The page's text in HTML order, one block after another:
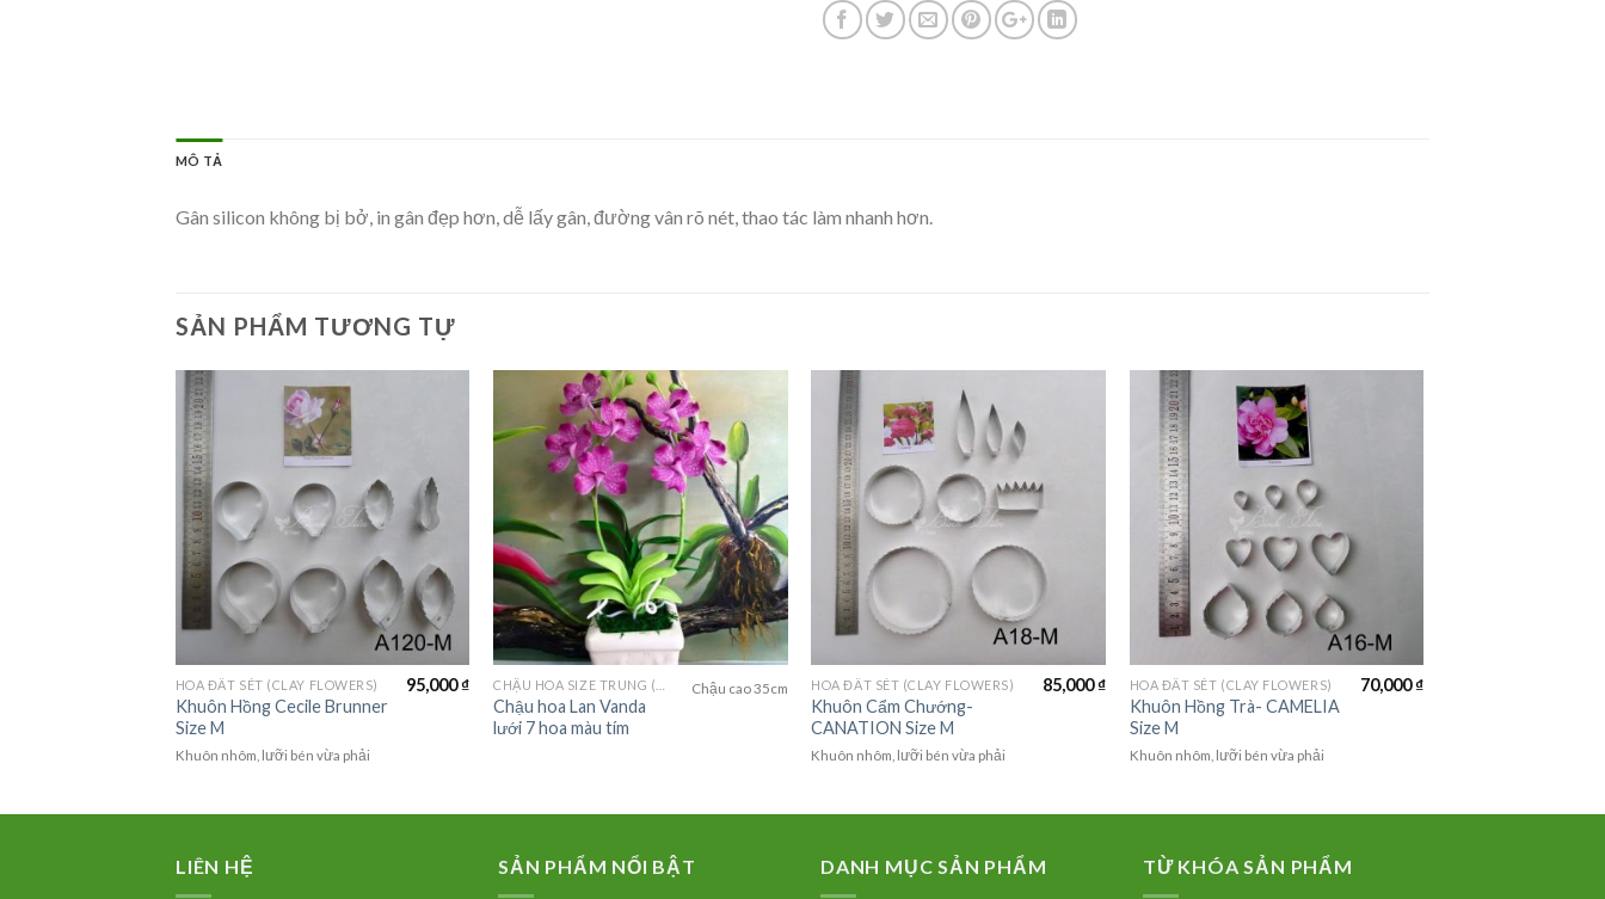
MÔ TẢ
Gân silicon không bị bở, in gân đẹp hơn, dễ lấy gân, đường vân rõ nét, thao tác làm nhanh hơn.
SẢN PHẨM TƯƠNG TỰ
HOA ĐẤT SÉT (CLAY FLOWERS)
Khuôn Hồng Cecile Brunner
Size M
95,000₫
Khuôn nhôm, lưỡi bén vừa phải
Chậu hoa Lan Vanda
lưới 7 hoa màu tím
Chậu cao 35cm HOA ĐẤT SÉT (CLAY FLOWERS)
Khuôn Cẩm Chướng-
CANATION Size M
85,000₫
Khuôn nhôm, lưỡi bén vừa phải
HOA ĐẤT SÉT (CLAY FLOWERS)
Khuôn Hồng Trà- CAMELIA
Size M
70,000₫
Khuôn nhôm, lưỡi bén vừa phải
LIÊN HỆ SẢN PHẨM NỔI BẬT DANH MỤC SẢN PHẨM TỪ KHÓA SẢN PHẨM